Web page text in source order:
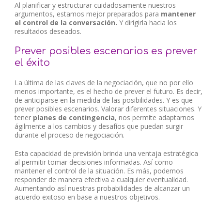
Al planificar y estructurar cuidadosamente nuestros
argumentos, estamos mejor preparados para mantener
el control de la conversación. Y dirigirla hacia los
resultados deseados.
Prever posibles escenarios es prever
el éxito
La última de las claves de la negociación, que no por ello
menos importante, es el hecho de prever el futuro. Es decir,
de anticiparse en la medida de las posibilidades. Y es que
prever posibles escenarios. Valorar diferentes situaciones. Y
tener planes de contingencia, nos permite adaptarnos
ágilmente a los cambios y desafíos que puedan surgir
durante el proceso de negociación.
Esta capacidad de previsión brinda una ventaja estratégica
al permitir tomar decisiones informadas. Así como
mantener el control de la situación. Es más, podemos
responder de manera efectiva a cualquier eventualidad.
Aumentando así nuestras probabilidades de alcanzar un
acuerdo exitoso en base a nuestros objetivos.